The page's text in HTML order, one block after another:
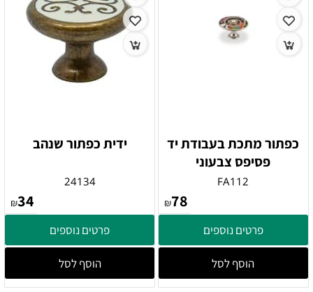
כפתור מתכת בעבודת יד
פסיפס צבעוני
FA112
₪78
פרטים נוספים
הוסף לסל
ידית כפתור שנהב
24134
₪34
פרטים נוספים
הוסף לסל